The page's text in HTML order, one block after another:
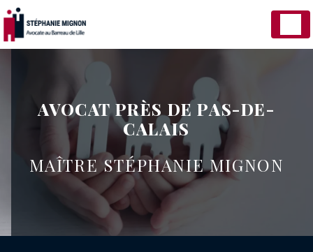
AVOCAT PRÈS DE PAS-DE-
CALAIS
MAÎTRE STÉPHANIE MIGNON
Panneau de gestion des cookies